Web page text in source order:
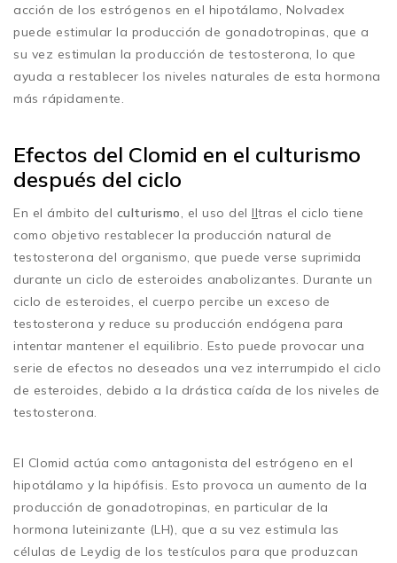
acción de los estrógenos en el hipotálamo, Nolvadex
puede estimular la producción de gonadotropinas, que a
su vez estimulan la producción de testosterona, lo que
ayuda a restablecer los niveles naturales de esta hormona
más rápidamente.
Efectos del Clomid en el culturismo
después del ciclo
En el ámbito del culturismo , el uso del Iltras el ciclo tiene
como objetivo restablecer la producción natural de
testosterona del organismo, que puede verse suprimida
durante un ciclo de esteroides anabolizantes. Durante un
ciclo de esteroides, el cuerpo percibe un exceso de
testosterona y reduce su producción endógena para
intentar mantener el equilibrio. Esto puede provocar una
serie de efectos no deseados una vez interrumpido el ciclo
de esteroides, debido a la drástica caída de los niveles de
testosterona.
El Clomid actúa como antagonista del estrógeno en el
hipotálamo y la hipófisis. Esto provoca un aumento de la
producción de gonadotropinas, en particular de la
hormona luteinizante (LH), que a su vez estimula las
células de Leydig de los testículos para que produzcan